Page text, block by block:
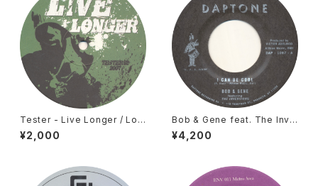
Tester - Live Longer / Lov
e Is All [Tester Series / 20
07]
¥2,000
Bob & Gene feat. The Inve
rsions - I Can Be Cool [Da
ptone / 2016]
¥4,200